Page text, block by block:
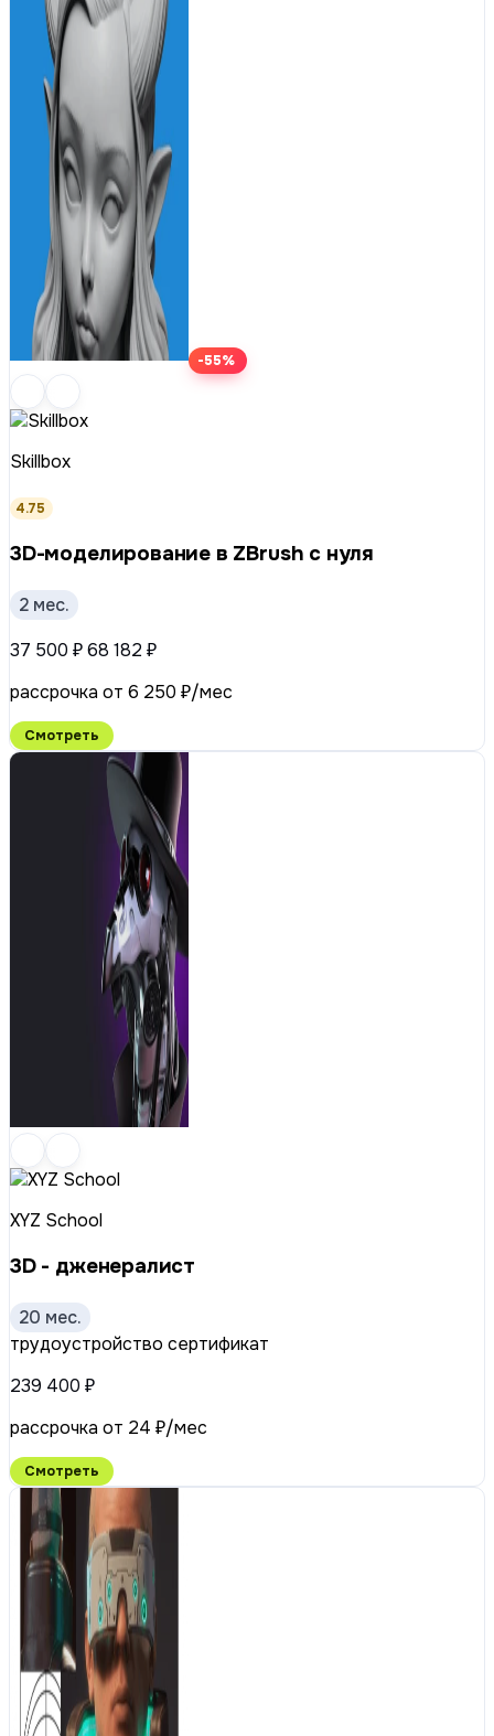
-55%
Skillbox
4.75
3D-моделирование в ZBrush с нуля
2 мес.
37 500 ₽68 182 ₽
рассрочка от 6 250 ₽/мес
Смотреть
XYZ School
3D - дженералист
20 мес.
трудоустройство сертификат
239 400 ₽
рассрочка от 24 ₽/мес
Смотреть